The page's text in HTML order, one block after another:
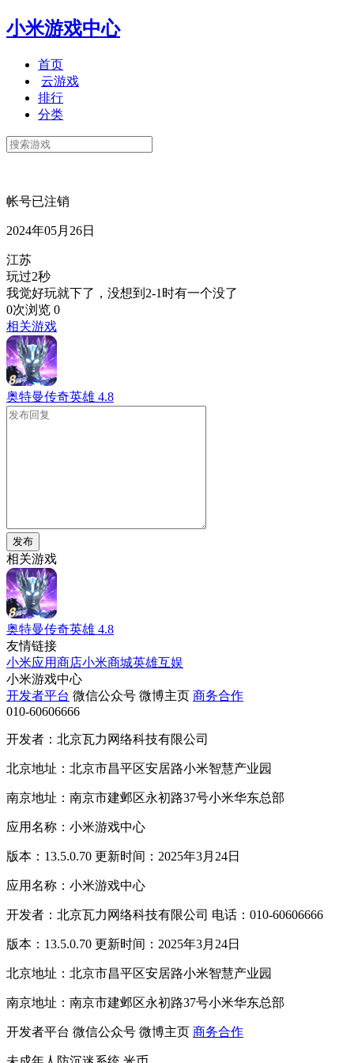
小米游戏中心
首页
云游戏
排行
分类
帐号已注销
2024年05月26日
江苏
玩过2秒
我觉好玩就下了，没想到2-1时有一个没了
0次浏览 0
相关游戏
奥特曼传奇英雄 4.8
发布
相关游戏
奥特曼传奇英雄 4.8
友情链接
小米应用商店小米商城英雄互娱
小米游戏中心
开发者平台 微信公众号 微博主页 商务合作
010-60606666
开发者：北京瓦力网络科技有限公司
北京地址：北京市昌平区安居路小米智慧产业园
南京地址：南京市建邺区永初路37号小米华东总部
应用名称：小米游戏中心
版本：13.5.0.70 更新时间：2025年3月24日
应用名称：小米游戏中心
开发者：北京瓦力网络科技有限公司 电话：010-60606666
版本：13.5.0.70 更新时间：2025年3月24日
北京地址：北京市昌平区安居路小米智慧产业园
南京地址：南京市建邺区永初路37号小米华东总部
开发者平台 微信公众号 微博主页 商务合作